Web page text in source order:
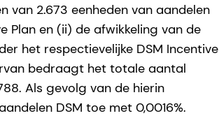
2.673 eenheden van aandelen
Plan en (ii) de afwikkeling van de
het respectievelijke DSM Incentive
bedraagt het totale aantal
Als gevolg van de hierin
DSM toe met 0,0016%.